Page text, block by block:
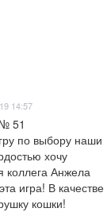
14:57
51
по выбору наши
хочу
коллега Анжела
игра! В качестве
кошки!